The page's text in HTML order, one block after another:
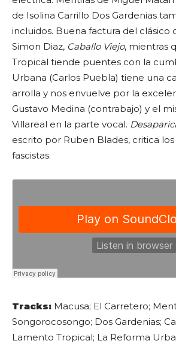
de Isolina Carrillo Dos Gardenias
incluidos. Buena factura del clásico
Simon Diaz, Caballo Viejo, mientras
Tropical tiende puentes con la
Urbana (Carlos Puebla) tiene una
arrolla y nos envuelve por la
Gustavo Medina (contrabajo) y el
Villareal en la parte vocal.
escrito por Ruben Blades, critica los
fascistas.
Tracks: Macusa; El Carretero;
Songorocosongo; Dos Gardenias;
Lamento Tropical; La Reforma